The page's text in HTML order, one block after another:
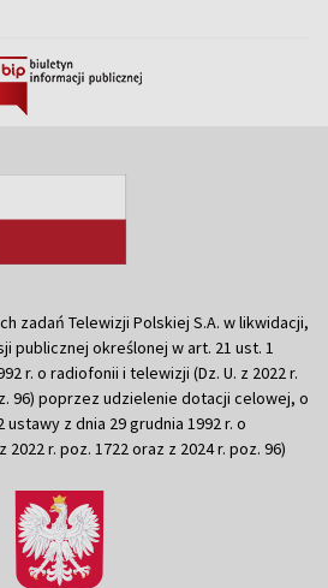
zadań Telewizji Polskiej S.A. w likwidacji,
publicznej określonej w art. 21 ust. 1
r. o radiofonii i telewizji (Dz. U. z 2022 r.
96) poprzez udzielenie dotacji celowej, o
z dnia 29 grudnia 1992 r. o
r. poz. 1722 oraz z 2024 r. poz. 96)